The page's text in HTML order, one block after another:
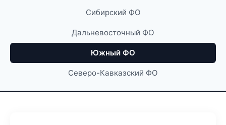
Сибирский ФО
Дальневосточный ФО
Южный ФО
Северо-Кавказский ФО